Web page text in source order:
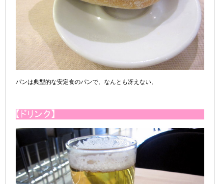
パンは典型的な安定食のパンで、なんとも冴えない。